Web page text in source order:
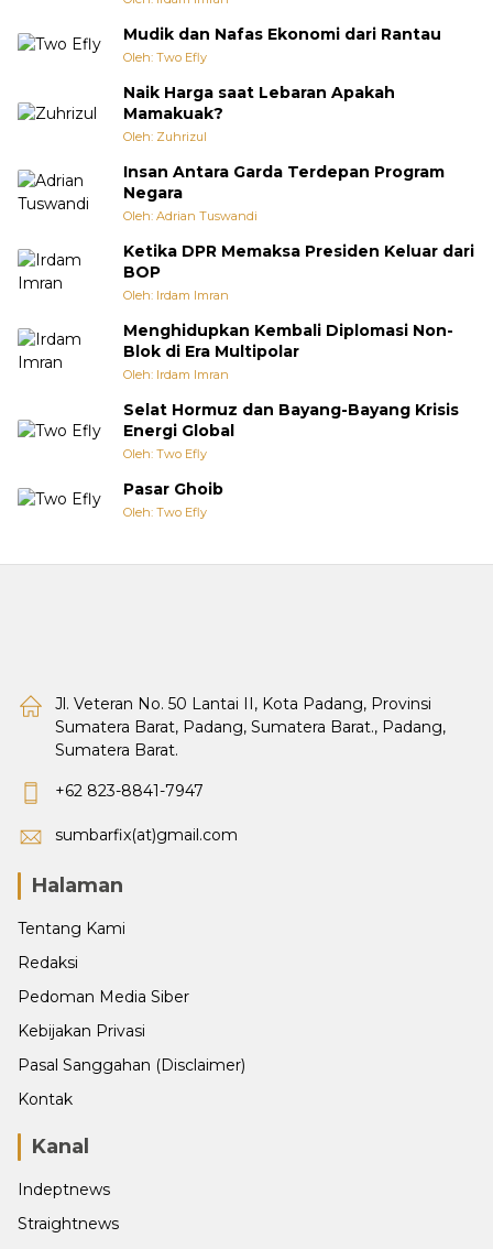
Mudik dan Nafas Ekonomi dari Rantau
Oleh: Two Efly
Naik Harga saat Lebaran Apakah
Mamakuak?
Oleh: Zuhrizul
Insan Antara Garda Terdepan Program
Negara
Oleh: Adrian Tuswandi
Ketika DPR Memaksa Presiden Keluar dari
BOP
Oleh: Irdam Imran
Menghidupkan Kembali Diplomasi Non-
Blok di Era Multipolar
Oleh: Irdam Imran
Selat Hormuz dan Bayang-Bayang Krisis
Energi Global
Oleh: Two Efly
Pasar Ghoib
Oleh: Two Efly
Jl. Veteran No. 50 Lantai II, Kota Padang, Provinsi
Sumatera Barat, Padang, Sumatera Barat., Padang,
Sumatera Barat.
+62 823-8841-7947
sumbarfix(at)gmail.com
Halaman
Tentang Kami
Redaksi
Pedoman Media Siber
Kebijakan Privasi
Pasal Sanggahan (Disclaimer)
Kontak
Kanal
Indeptnews
Straightnews